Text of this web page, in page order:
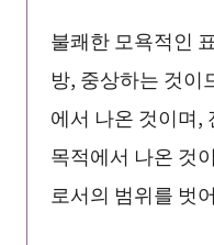
불쾌한 모욕적인
방, 중상하는 것이
에서 나온 것이며,
목적에서 나온 것
로서의 범위를 벗